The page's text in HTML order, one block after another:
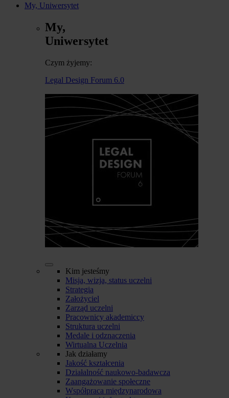
My, Uniwersytet
My,
Uniwersytet
Czym żyjemy:
Legal Design Forum 6.0
Kim jesteśmy
Misja, wizja, status uczelni
Strategia
Założyciel
Zarząd uczelni
Pracownicy akademiccy
Struktura uczelni
Medale i odznaczenia
Wirtualna Uczelnia
Jak działamy
Jakość kształcenia
Działalność naukowo-badawcza
Zaangażowanie społeczne
Współpraca międzynarodowa